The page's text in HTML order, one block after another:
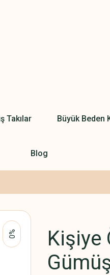
Takılar Büyük Beden
Blog
%0
Kişiye